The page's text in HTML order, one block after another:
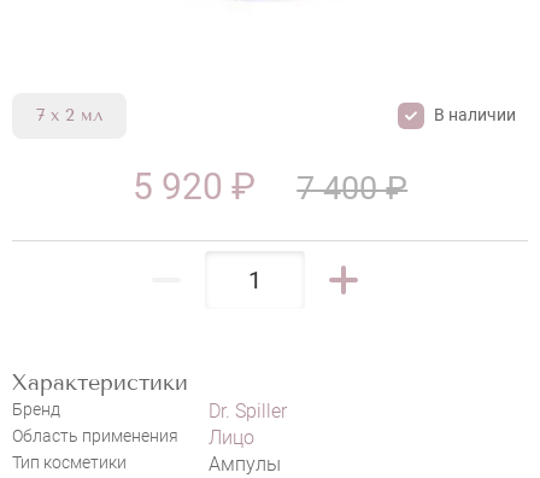
DR. SPILLER THE LIFTING AMPOULE
7 x 2 мл В наличии
Характеристики
Бренд Dr. Spiller
Область применения Лицо
Тип косметики Ампулы
5 920 ₽ 7 400 ₽